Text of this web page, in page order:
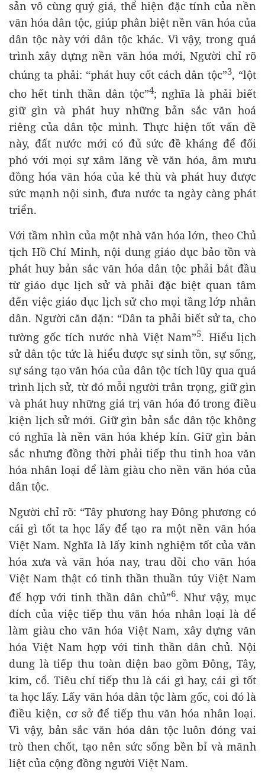
sản vô cùng quý giá, thể hiện đặc tính của nền
văn hóa dân tộc, giúp phân biệt nền văn hóa của
dân tộc này với dân tộc khác. Vì vậy, trong quá
trình xây dựng nền văn hóa mới, Người chỉ rõ
chúng ta phải: “phát huy cốt cách dân tộc”3, “lột
cho hết tinh thần dân tộc”4; nghĩa là phải biết
giữ gìn và phát huy những bản sắc văn hoá
riêng của dân tộc mình. Thực hiện tốt vấn đề
này, đất nước mới có đủ sức đề kháng để đối
phó với mọi sự xâm lăng về văn hóa, âm mưu
đồng hóa văn hóa của kẻ thù và phát huy được
sức mạnh nội sinh, đưa nước ta ngày càng phát
triển.
Với tầm nhìn của một nhà văn hóa lớn, theo Chủ
tịch Hồ Chí Minh, nội dung giáo dục bảo tồn và
phát huy bản sắc văn hóa dân tộc phải bắt đầu
từ giáo dục lịch sử và phải đặc biệt quan tâm
đến việc giáo dục lịch sử cho mọi tầng lớp nhân
dân. Người căn dặn: “Dân ta phải biết sử ta, cho
tường gốc tích nước nhà Việt Nam”5. Hiểu lịch
sử dân tộc tức là hiểu được sự sinh tồn, sự sống,
sự sáng tạo văn hóa của dân tộc tích lũy qua quá
trình lịch sử, từ đó mỗi người trân trọng, giữ gìn
và phát huy những giá trị văn hóa đó trong điều
kiện lịch sử mới. Giữ gìn bản sắc dân tộc không
có nghĩa là nền văn hóa khép kín. Giữ gìn bản
sắc nhưng đồng thời phải tiếp thu tinh hoa văn
hóa nhân loại để làm giàu cho nền văn hóa của
dân tộc.
Người chỉ rõ: “Tây phương hay Đông phương có
cái gì tốt ta học lấy để tạo ra một nền văn hóa
Việt Nam. Nghĩa là lấy kinh nghiệm tốt của văn
hóa xưa và văn hóa nay, trau dồi cho văn hóa
Việt Nam thật có tinh thần thuần túy Việt Nam
để hợp với tinh thần dân chủ”6. Như vậy, mục
đích của việc tiếp thu văn hóa nhân loại là để
làm giàu cho văn hóa Việt Nam, xây dựng văn
hóa Việt Nam hợp với tinh thần dân chủ. Nội
dung là tiếp thu toàn diện bao gồm Đông, Tây,
kim, cổ. Tiêu chí tiếp thu là cái gì hay, cái gì tốt
ta học lấy. Lấy văn hóa dân tộc làm gốc, coi đó là
điều kiện, cơ sở để tiếp thu văn hóa nhân loại.
Vì vậy, bản sắc văn hóa dân tộc luôn đóng vai
trò then chốt, tạo nên sức sống bền bỉ và mãnh
liệt của cộng đồng người Việt Nam.